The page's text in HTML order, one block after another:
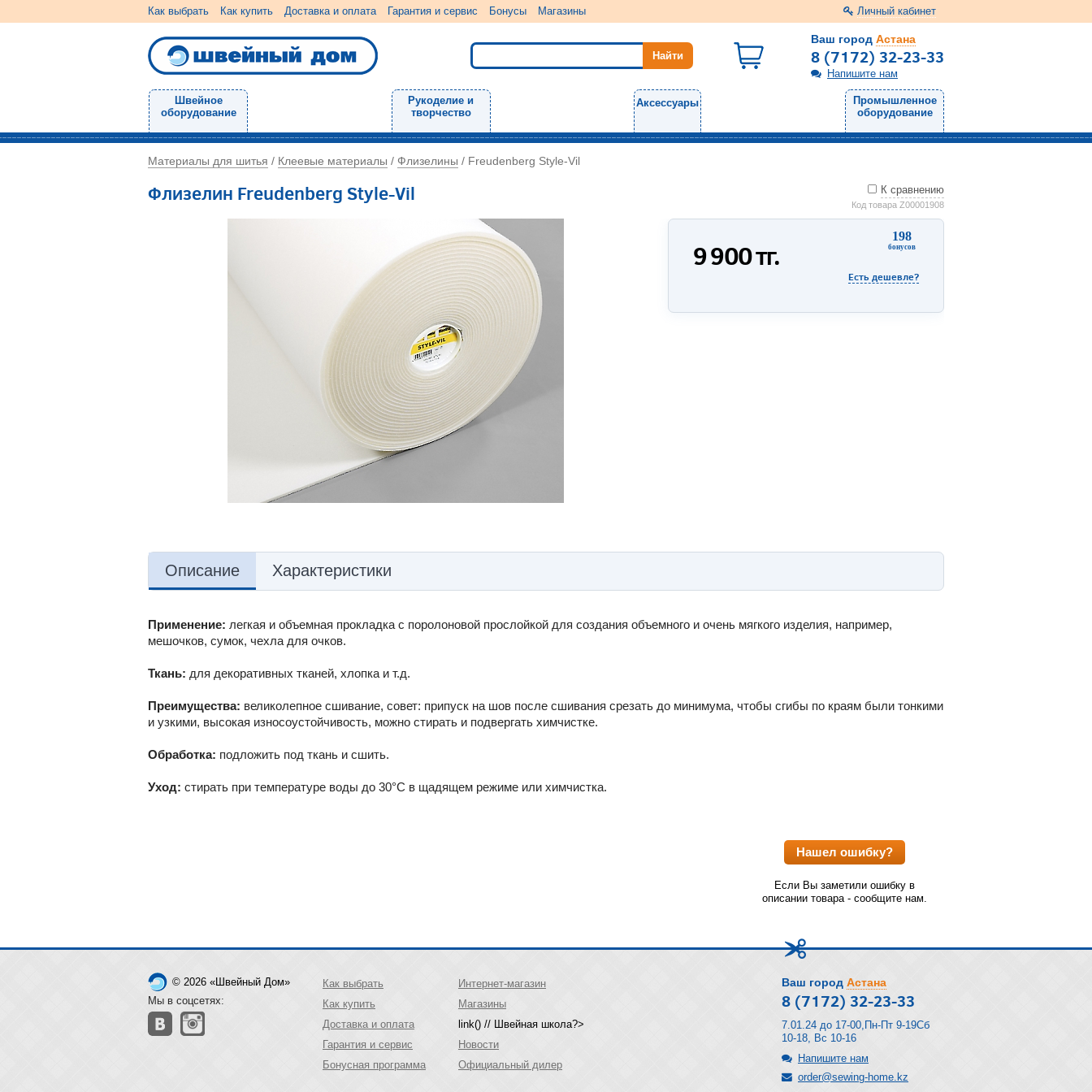
Как выбрать Как купить Доставка и оплата Гарантия и сервис Бонусы Магазины Личный кабинет
Ваш город Астана
8 (7172) 32-23-33
Напишите нам
Швейное
оборудование
Рукоделие и
творчество
Аксессуары
Промышленное
оборудование
Материалы для шитья / Клеевые материалы / Флизелины / Freudenberg Style-Vil
Флизелин Freudenberg Style-Vil К сравнению
Код товара Z00001908
198
бонусов
9 900тг.
Есть дешевле?
Описание Характеристики
Применение: легкая и объемная прокладка с поролоновой прослойкой для создания объемного и очень мягкого изделия, например,
мешочков, сумок, чехла для очков.
Ткань: для декоративных тканей, хлопка и т.д.
Преимущества: великолепное сшивание, совет: припуск на шов после сшивания срезать до минимума, чтобы сгибы по краям были тонкими
и узкими, высокая износоустойчивость, можно стирать и подвергать химчистке.
Обработка: подложить под ткань и сшить.
Уход: стирать при температуре воды до 30°C в щадящем режиме или химчистка.
Нашел ошибку?
Если Вы заметили ошибку в
описании товара - сообщите нам.
© 2026 «Швейный Дом»
Мы в соцсетях:
Как выбрать
Как купить
Доставка и оплата
Гарантия и сервис
Бонусная программа
Интернет-магазин
Магазины
link() // Швейная школа?>
Новости
Официальный дилер
Ваш город Астана
8 (7172) 32-23-33
7.01.24 до 17-00,Пн-Пт 9-19Сб
10-18, Вс 10-16
Напишите нам
order@sewing-home.kz